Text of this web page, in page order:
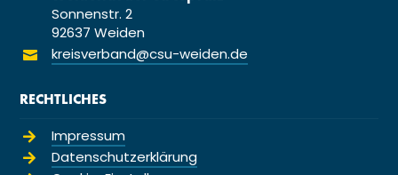
Sonnenstr. 2
92637 Weiden
 kreisverband@csu-weiden.de
RECHTLICHES
 Impressum
 Datenschutzerklärung